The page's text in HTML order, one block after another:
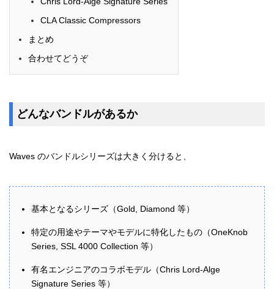
CLA Classic Compressors
まとめ
合わせてどうぞ
どんなバンドルがあるか
Waves のバンドルシリーズは大きく分けると、
基本となるシリーズ（Gold, Diamond 等）
特定の用途やテーマやモデルに特化したもの（OneKnob
Series, SSL 4000 Collection 等）
有名エンジニアのコラボモデル（Chris Lord-Alge
Signature Series 等）